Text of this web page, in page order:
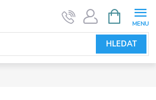
HLEDAT
NÁKUPNÍ
KOŠÍK